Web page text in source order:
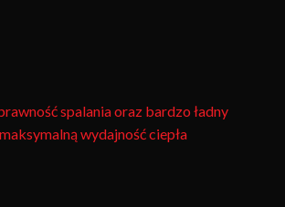
spalania oraz bardzo ładny
wydajność ciepła